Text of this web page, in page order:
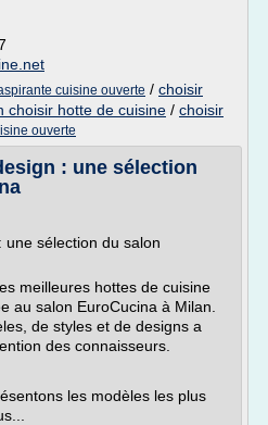
cuisine ouverte / choisir
choisir hotte de cuisine / choisir
ouverte
: une sélection
une sélection du salon
meilleures hottes de cuisine
au salon EuroCucina à Milan.
de styles et de designs a
des connaisseurs.
les modèles les plus